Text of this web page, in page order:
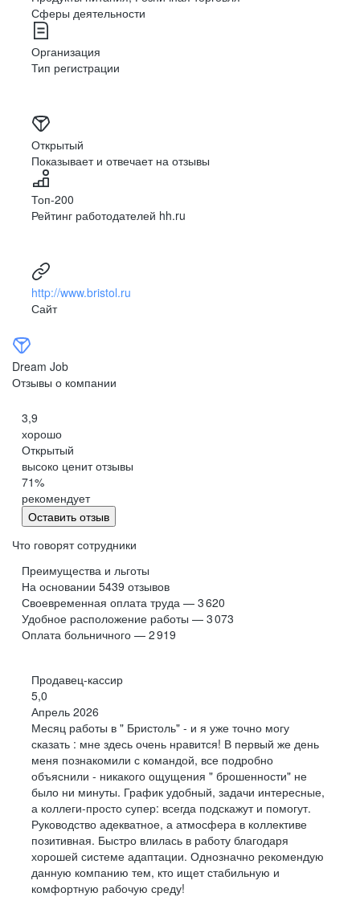
Забота
и поддержка
Мы ценим мнение наших сотрудников и создаём
комфортные условия для работы, независимо
от их должности и местонахождения.
Мы поддерживаем наших коллег в трудных
ситуациях, а в случае переезда в другой город
помогаем найти им подходящее рабочее место
внутри компании с учётом их предпочтений.
Сферы деятельности
Организация
Тип регистрации
Открытый
Показывает и отвечает на отзывы
Топ-200
Рейтинг работодателей hh.ru
http://www.bristol.ru
Сайт
Dream Job
Отзывы о компании
3,9
хорошо
Открытый
высоко ценит отзывы
71%
рекомендует
Оставить отзыв
Что говорят сотрудники
Преимущества и льготы
На основании 5439 отзывов
Своевременная оплата труда — 3 620
Удобное расположение работы — 3 073
Оплата больничного — 2 919
Продавец-кассир
5,0
Апрель 2026
Месяц работы в " Бристоль" - и я уже точно могу
сказать : мне здесь очень нравится! В первый же день
меня познакомили с командой, все подробно
объяснили - никакого ощущения " брошенности" не
было ни минуты. График удобный, задачи интересные,
а коллеги-просто супер: всегда подскажут и помогут.
Руководство адекватное, а атмосфера в коллективе
позитивная. Быстро влилась в работу благодаря
хорошей системе адаптации. Однозначно рекомендую
данную компанию тем, кто ищет стабильную и
комфортную рабочую среду!